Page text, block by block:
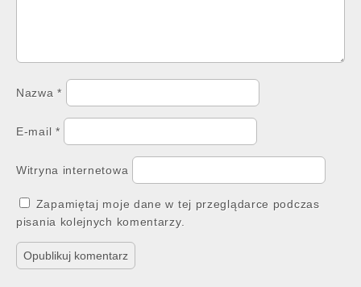
Nazwa*
E-mail *
Witryna internetowa
Zapamiętaj moje dane w tej przeglądarce podczas
pisania kolejnych komentarzy.